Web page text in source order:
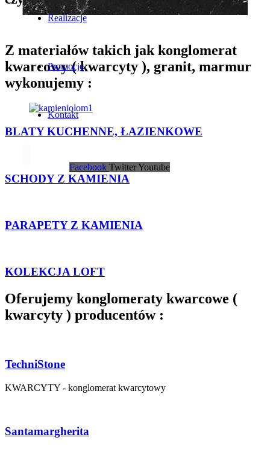
Realizacje
Promocje
Kontakt
Facebook TwitterYoutube
Z materiałów takich jak konglomerat
kwarcowy ( kwarcyty ), granit, marmur
wykonujemy :
BLATY KUCHENNE, ŁAZIENKOWE
SCHODY Z KAMIENIA
PARAPETY Z KAMIENIA
KOLEKCJA LOFT
Oferujemy konglomeraty kwarcowe (
kwarcyty ) producentów :
TechniStone
KWARCYTY - konglomerat kwarcytowy
Santamargherita